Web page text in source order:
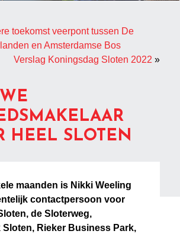
toekomst veerpont tussen De
en Amsterdamse Bos
Verslag Koningsdag Sloten 2022 »
HEEL SLOTEN
maanden is Nikki Weeling
contactpersoon voor
de Sloterweg,
Rieker Business Park,